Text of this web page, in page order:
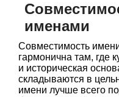
именами
Совместимость
гармонична там, где
и историческая
складываются в
имени лучше всего